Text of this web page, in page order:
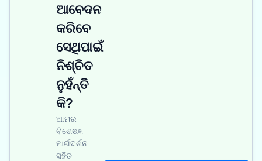
ଆବେଦନ
କରିବେ
ସେଥିପାଇଁ
ନିଶ୍ଚିତ
ନୁହଁନ୍ତି
କି?
ଆମର
ବିଶେଷଜ୍ଞ
ମାର୍ଗଦର୍ଶନ
ସହିତ